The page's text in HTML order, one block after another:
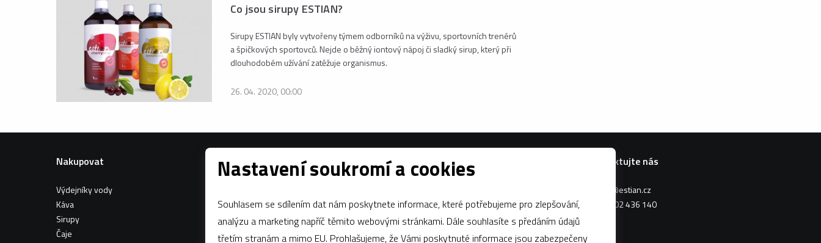
Nastavení soukromí a cookies
Souhlasem se sdílením dat nám poskytnete informace, které potřebujeme pro zlepšování,
analýzu a marketing napříč těmito webovými stránkami. Dále souhlasíte s předáním údajů
třetím stranám a mimo EU. Prohlašujeme, že Vámi poskytnuté informace jsou zabezpečeny
Co jsou sirupy ESTIAN?
Sirupy ESTIAN byly vytvořeny týmem odborníků na výživu, sportovních trenérů
a špičkových sportovců. Nejde o běžný iontový nápoj či sladký sirup, který při
dlouhodobém užívání zatěžuje organismus.
26. 04. 2020, 00:00
Nakupovat
Výdejníky vody
Káva
Sirupy
Čaje
Informace o nákupu Sociální sítě Kontaktujte nás
estian@estian.cz
+420 602 436 140